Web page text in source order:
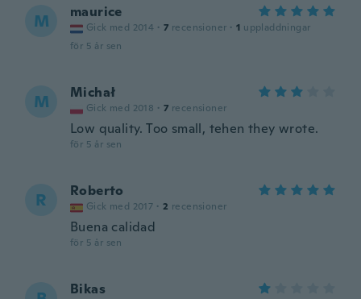
M maurice
Gick med 2014 · 7 recensioner · 1 uppladdningar
för 5 år sen
M Michał
Gick med 2018 · 7 recensioner
Low quality. Too small, tehen they wrote.
för 5 år sen
R Roberto
Gick med 2017 · 2 recensioner
Buena calidad
för 5 år sen
Bikas